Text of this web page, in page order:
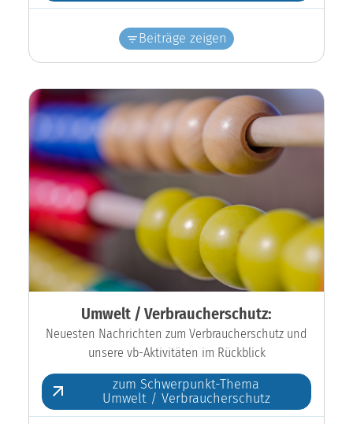
Beiträge zeigen
Umwelt / Verbraucherschutz:
Neuesten Nachrichten zum Verbraucherschutz und
unsere vb-Aktivitäten im Rückblick
zum Schwerpunkt-Thema
Umwelt / Verbraucherschutz